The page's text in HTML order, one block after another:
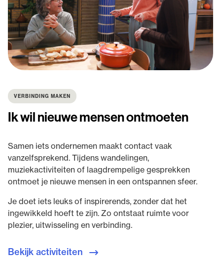
VERBINDING MAKEN
Ik wil nieuwe mensen ontmoeten
Samen iets ondernemen maakt contact vaak
vanzelfsprekend. Tijdens wandelingen,
muziekactiviteiten of laagdrempelige gesprekken
ontmoet je nieuwe mensen in een ontspannen sfeer.
Je doet iets leuks of inspirerends, zonder dat het
ingewikkeld hoeft te zijn. Zo ontstaat ruimte voor
plezier, uitwisseling en verbinding.
Bekijk activiteiten